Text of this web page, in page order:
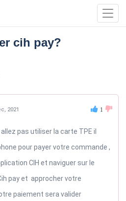
cih pay?
2021 1
pas utiliser la carte TPE il
pour payer votre commande ,
CIH et naviguer sur le
pay et approcher votre
paiement sera valider